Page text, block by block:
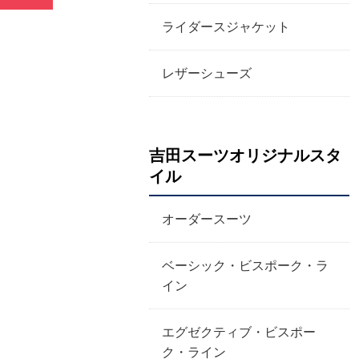
ライダースジャケット
レザーシューズ
吉田スーツオリジナルスタ
イル
オーダースーツ
ベーシック・ビスポーク・ラ
イン
エグゼクティブ・ビスポー
ク・ライン